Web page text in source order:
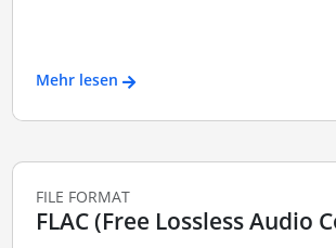
Mehr lesen
FILE FORMAT
FLAC (Free Lossless Audio